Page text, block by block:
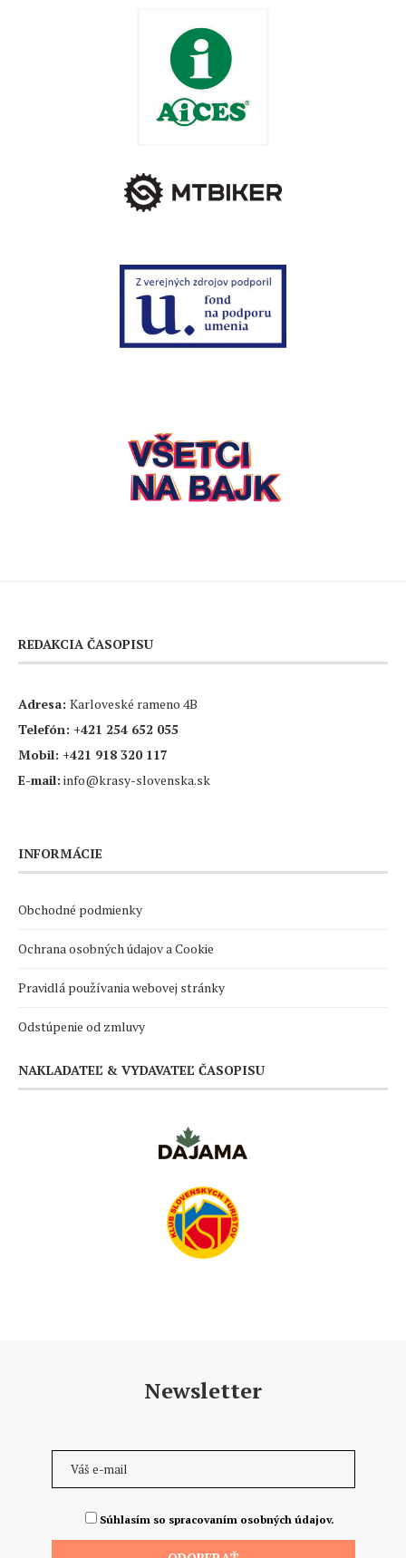
REDAKCIA ČASOPISU
Adresa: Karloveské rameno 4B
Telefón: +421 254 652 055
Mobil: +421 918 320 117
E-mail: info@krasy-slovenska.sk
INFORMÁCIE
Obchodné podmienky
Ochrana osobných údajov a Cookie
Pravidlá používania webovej stránky
Odstúpenie od zmluvy
NAKLADATEĽ & VYDAVATEĽ ČASOPISU
Newsletter
Súhlasím so spracovaním osobných údajov.